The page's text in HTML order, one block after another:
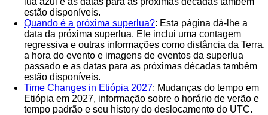
estão disponíveis.
Quando é a próxima superlua?: Esta página dá-lhe a
data da próxima superlua. Ele inclui uma contagem
regressiva e outras informações como distância da Terra,
a hora do evento e imagens de eventos da superlua
passado e as datas para as próximas décadas também
estão disponíveis.
Time Changes in Etiópia 2027: Mudanças do tempo em
Etiópia em 2027, informação sobre o horário de verão e
tempo padrão e seu history do deslocamento do UTC.